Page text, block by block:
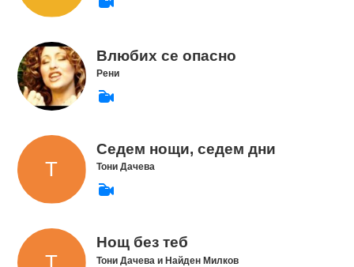
Влюбих се опасно
Рени
Седем нощи, седем дни
Тони Дачева
Нощ без теб
Тони Дачева и Найден Милков